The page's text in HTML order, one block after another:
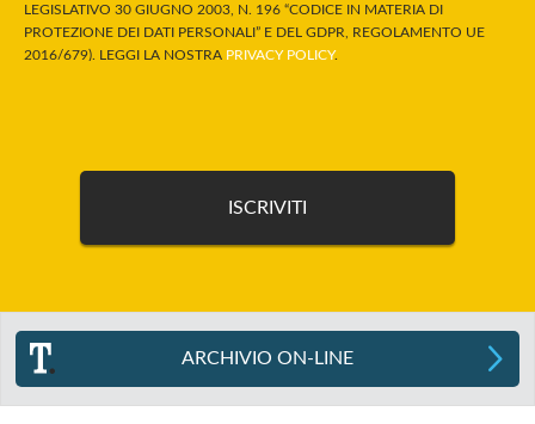
LEGISLATIVO 30 GIUGNO 2003, N. 196 “CODICE IN MATERIA DI
PROTEZIONE DEI DATI PERSONALI” E DEL GDPR, REGOLAMENTO UE
2016/679). LEGGI LA NOSTRA PRIVACY POLICY.
ARCHIVIO ON-LINE